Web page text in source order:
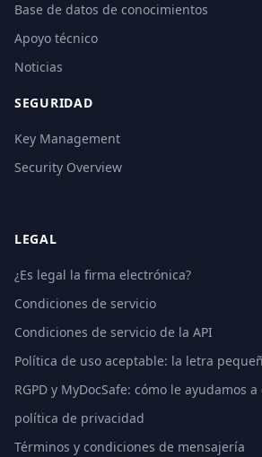
Base de datos de conocimientos
Apoyo técnico
Noticias
SEGURIDAD
Key Management
Security Overview
LEGAL
¿Es legal la firma electrónica?
Condiciones de servicio
Condiciones de servicio de la API
Política de uso aceptable: la letra
RGPD y MyDocSafe: cómo le ayudamos
política de privacidad
Términos y condiciones de mensajería